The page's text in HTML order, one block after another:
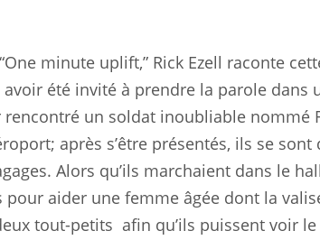
minute uplift,” Rick Ezell raconte
avoir été invité à prendre la parole dans
un soldat inoubliable nommé
après s’être présentés, ils se
Alors qu’ils marchaient dans le
aider une femme âgée dont la
tout-petits afin qu’ils puissent voir